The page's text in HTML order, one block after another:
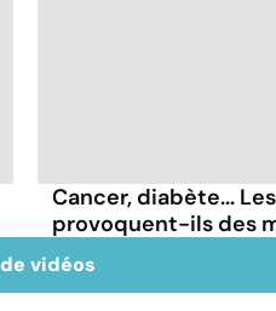
Cancer, diabète...
provoquent-ils des
vidéos